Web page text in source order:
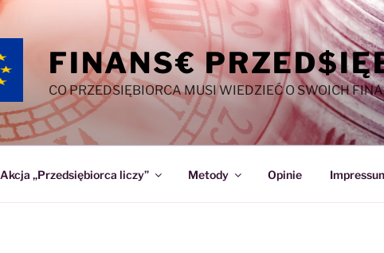
FINANS€
CO PRZEDSIĘBIORCA MUSI WIEDZIEĆ O SWOICH
Akcja „Przedsiębiorca liczy” Metody Opinie